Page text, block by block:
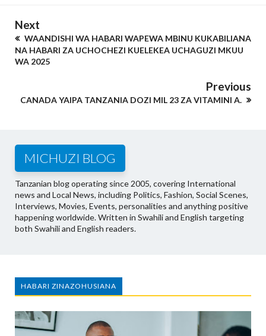
Next
WAANDISHI WA HABARI WAPEWA MBINU KUKABILIANA
NA HABARI ZA UCHOCHEZI KUELEKEA UCHAGUZI MKUU
WA 2025
Previous
CANADA YAIPA TANZANIA DOZI MIL 23 ZA VITAMINI A.
MICHUZI BLOG
Tanzanian blog operating since 2005, covering International
news and Local News, including Politics, Fashion, Social Scenes,
Interviews, Movies, Events, personalities and anything positive
happening worldwide. Written in Swahili and English targeting
both Swahili and English readers.
HABARI ZINAZOHUSIANA